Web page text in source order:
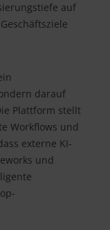
auf
darauf
Plattform stellt
Workflows und
externe KI-
und